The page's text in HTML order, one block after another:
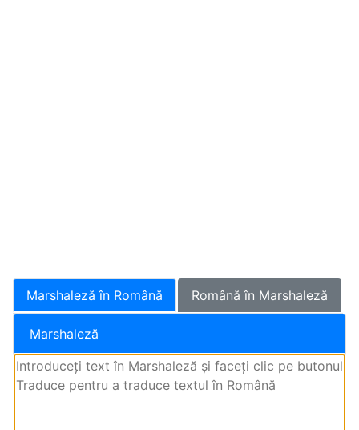
Marshaleză în Română Română în Marshaleză
Marshaleză